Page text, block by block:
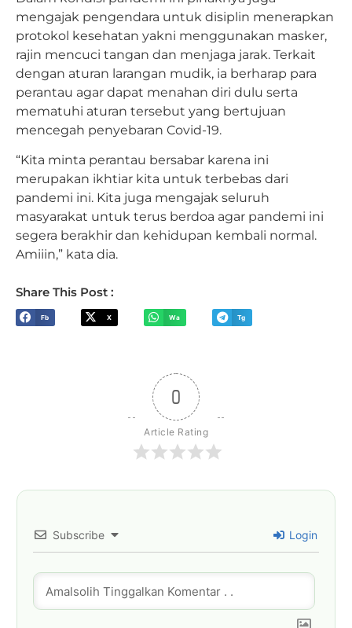
mengajak pengendara untuk disiplin menerapkan
protokol kesehatan yakni menggunakan masker,
rajin mencuci tangan dan menjaga jarak. Terkait
dengan aturan larangan mudik, ia berharap para
perantau agar dapat menahan diri dulu serta
mematuhi aturan tersebut yang bertujuan
mencegah penyebaran Covid-19.
“Kita minta perantau bersabar karena ini
merupakan ikhtiar kita untuk terbebas dari
pandemi ini. Kita juga mengajak seluruh
masyarakat untuk terus berdoa agar pandemi ini
segera berakhir dan kehidupan kembali normal.
Amiiin,” kata dia.
Share This Post :
Fb X Wa Tg
0
Article Rating
Subscribe Login